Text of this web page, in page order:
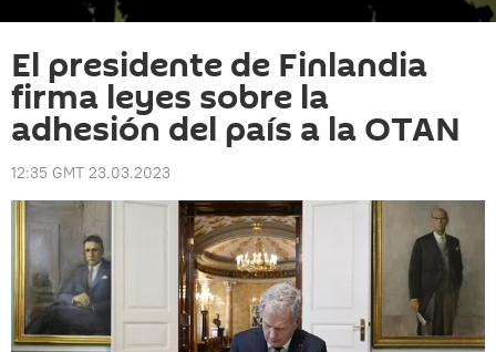
El presidente de Finlandia
firma leyes sobre la
adhesión del país a la OTAN
12:35 GMT 23.03.2023